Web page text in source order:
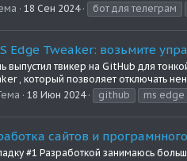
18 Сен 2024 бот для телеграм
Edge Tweaker: возьмите
выпустил твикер на GitHub для
, который позволяет отключать
18 Июн 2024 github ms
сайтов и
#1 Разработкой занимаюсь